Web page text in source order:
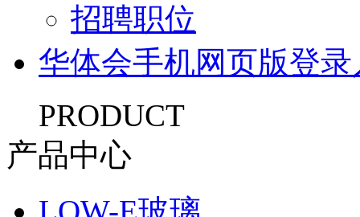
招聘职位
华体会手机网页版登
PRODUCT
产品中心